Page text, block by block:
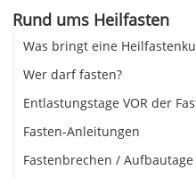
Rund ums Heilfasten
Was bringt eine
Wer darf fasten?
Entlastungstage VOR der
Fasten-Anleitungen
Fastenbrechen / Aufbautage